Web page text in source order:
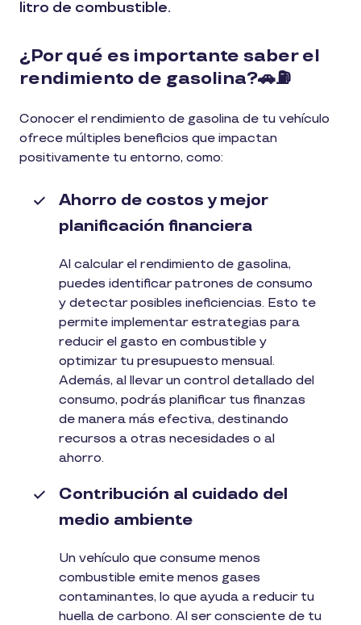
litro de combustible.
¿Por qué es importante saber el
rendimiento de gasolina?🚗⛽
Conocer el rendimiento de gasolina de tu vehículo
ofrece múltiples beneficios que impactan
positivamente tu entorno, como:
Ahorro de costos y mejor
planificación financiera
Al calcular el rendimiento de gasolina,
puedes identificar patrones de consumo
y detectar posibles ineficiencias. Esto te
permite implementar estrategias para
reducir el gasto en combustible y
optimizar tu presupuesto mensual.
Además, al llevar un control detallado del
consumo, podrás planificar tus finanzas
de manera más efectiva, destinando
recursos a otras necesidades o al
ahorro.
Contribución al cuidado del
medio ambiente
Un vehículo que consume menos
combustible emite menos gases
contaminantes, lo que ayuda a reducir tu
huella de carbono. Al ser consciente de tu